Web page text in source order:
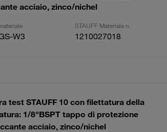
acciaio, zinco/nichel
STAUFF Materiale n.
W3 1210027018
test STAUFF 10 con filettatura della
1/8"BSPT tappo di protezione
acciaio, zinco/nichel